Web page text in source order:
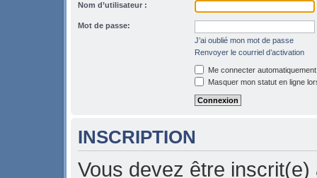
Nom d’utilisateur :
Mot de passe:
J’ai oublié mon mot de passe
Renvoyer le courriel d’activation
Me connecter
Masquer mon statut en ligne
INSCRIPTION
Vous devez être